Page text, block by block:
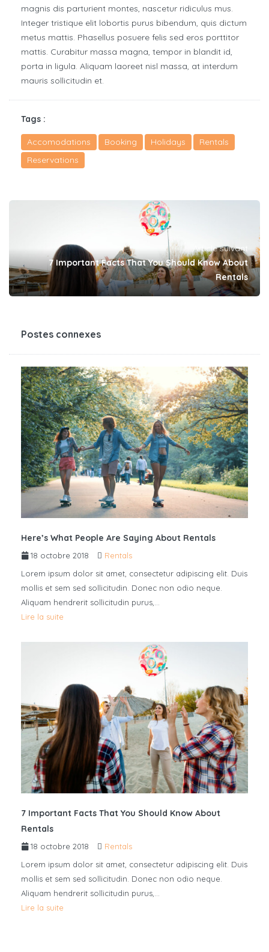
magnis dis parturient montes, nascetur ridiculus mus.
Integer tristique elit lobortis purus bibendum, quis dictum
metus mattis. Phasellus posuere felis sed eros porttitor
mattis. Curabitur massa magna, tempor in blandit id,
porta in ligula. Aliquam laoreet nisl massa, at interdum
mauris sollicitudin et.
Tags :
Accomodations Booking Holidays
Rentals
Reservations
Article suivant
7 Important Facts That You Should Know About
Rentals
Postes connexes
Here’s What People Are Saying About Rentals
18 octobre 2018
Rentals
Lorem ipsum dolor sit amet, consectetur adipiscing elit. Duis
mollis et sem sed sollicitudin. Donec non odio neque.
Aliquam hendrerit sollicitudin purus,…
Lire la suite
7 Important Facts That You Should Know About
Rentals
18 octobre 2018
Rentals
Lorem ipsum dolor sit amet, consectetur adipiscing elit. Duis
mollis et sem sed sollicitudin. Donec non odio neque.
Aliquam hendrerit sollicitudin purus,…
Lire la suite